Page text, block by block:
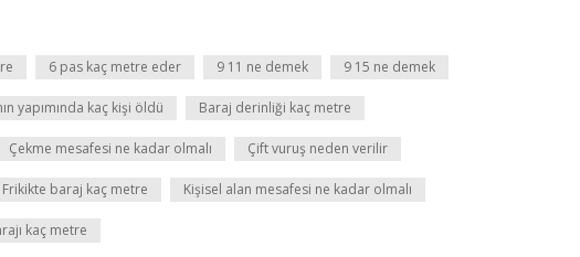
6 pas kaç metre eder 9 11 ne demek 9 15 ne demek
yapımında kaç kişi öldü Baraj derinliği kaç metre
Çekme mesafesi ne kadar olmalı Çift vuruş neden verilir
Frikikte baraj kaç metre Kişisel alan mesafesi ne kadar olmalı
kaç metre